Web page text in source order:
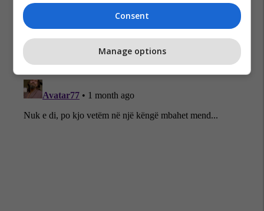
Bonnie Tyler
Consent
Manage options